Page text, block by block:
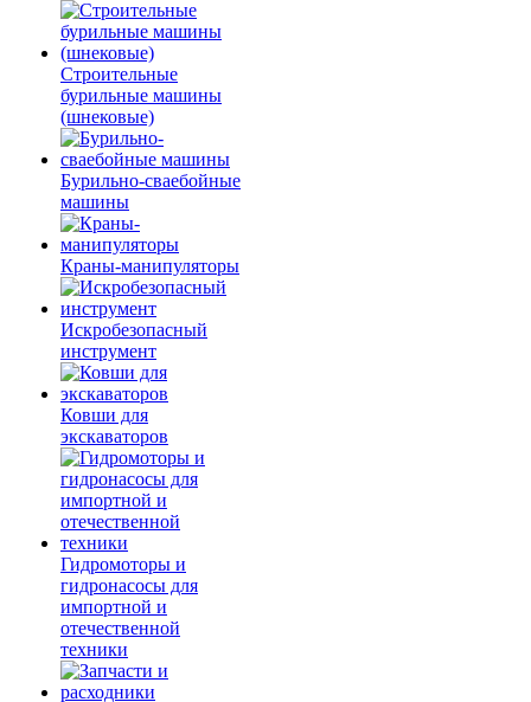
Строительные
бурильные машины
(шнековые)
Бурильно-сваебойные
машины
Краны-манипуляторы
Искробезопасный
инструмент
Ковши для
экскаваторов
Гидромоторы и
гидронасосы для
импортной и
отечественной
техники